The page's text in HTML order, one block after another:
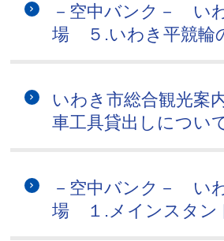
－空中バンク－ い
場 ５.いわき平競輪
いわき市総合観光案
車工具貸出しについ
－空中バンク－ い
場 １.メインスタン